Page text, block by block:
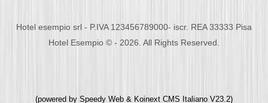
Hotel esempio srl - P.IVA 123456789000- iscr. REA 33333 Pisa
Hotel Esempio © - 2026. All Rights Reserved.
(powered by Speedy Web & Koinext CMS Italiano V23.2)